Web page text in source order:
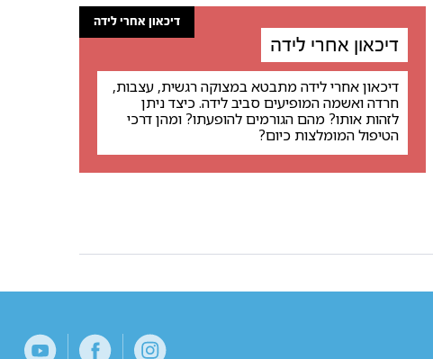
דיכאון אחרי לידה
דיכאון אחרי לידה
דיכאון אחרי לידה מתבטא במצוקה רגשית, עצבות,
חרדה ואשמה המופיעים סביב לידה. כיצד ניתן
לזהות אותו? מהם הגורמים להופעתו? ומהן דרכי
הטיפול המומלצות כיום?